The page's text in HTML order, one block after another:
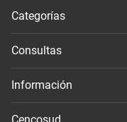
Categorías
Consultas
Información
Cencosud